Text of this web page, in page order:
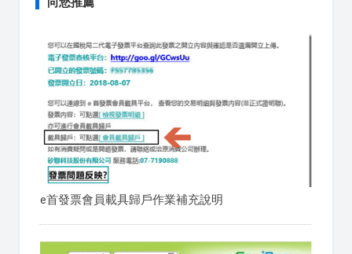
e首發票會員載具歸戶作業補充說明